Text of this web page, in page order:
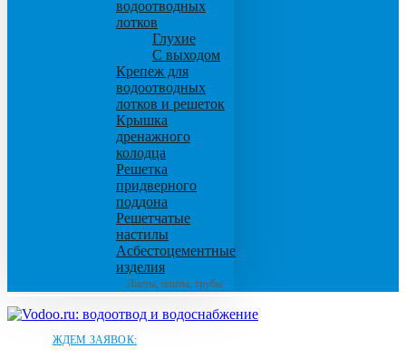
водоотводных
лотков
Глухие
С выходом
Крепеж для
водоотводных
лотков и решеток
Крышка
дренажного
колодца
Решетка
придверного
поддона
Решетчатые
настилы
Асбестоцементные
изделия
Листы, плиты, трубы
ЖДЕМ ЗАЯВОК: